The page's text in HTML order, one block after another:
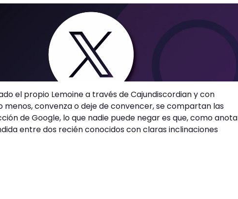
el propio Lemoine a través de Cajundiscordian y con
menos, convenza o deje de convencer, se compartan las
de Google, lo que nadie puede negar es que, como anota
entre dos recién conocidos con claras inclinaciones